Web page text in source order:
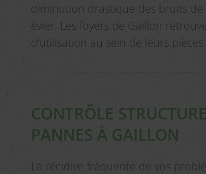
diminution drastique des bruits
évier. Les foyers de Gaillon
d'utilisation au sein de leurs pièces
CONTRÔLE
PANNES À GAILLON
La récidive fréquente de vos